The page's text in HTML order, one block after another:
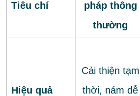
Tiêu chí
pháp thông
thường
Hiệu quả
Cải thiện tạm
thời, nám dễ